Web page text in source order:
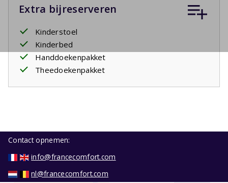
Extra bijreserveren
Kinderstoel
Kinderbed
Handdoekenpakket
Theedoekenpakket
Contact opnemen:
info@francecomfort.com
nl@francecomfort.com